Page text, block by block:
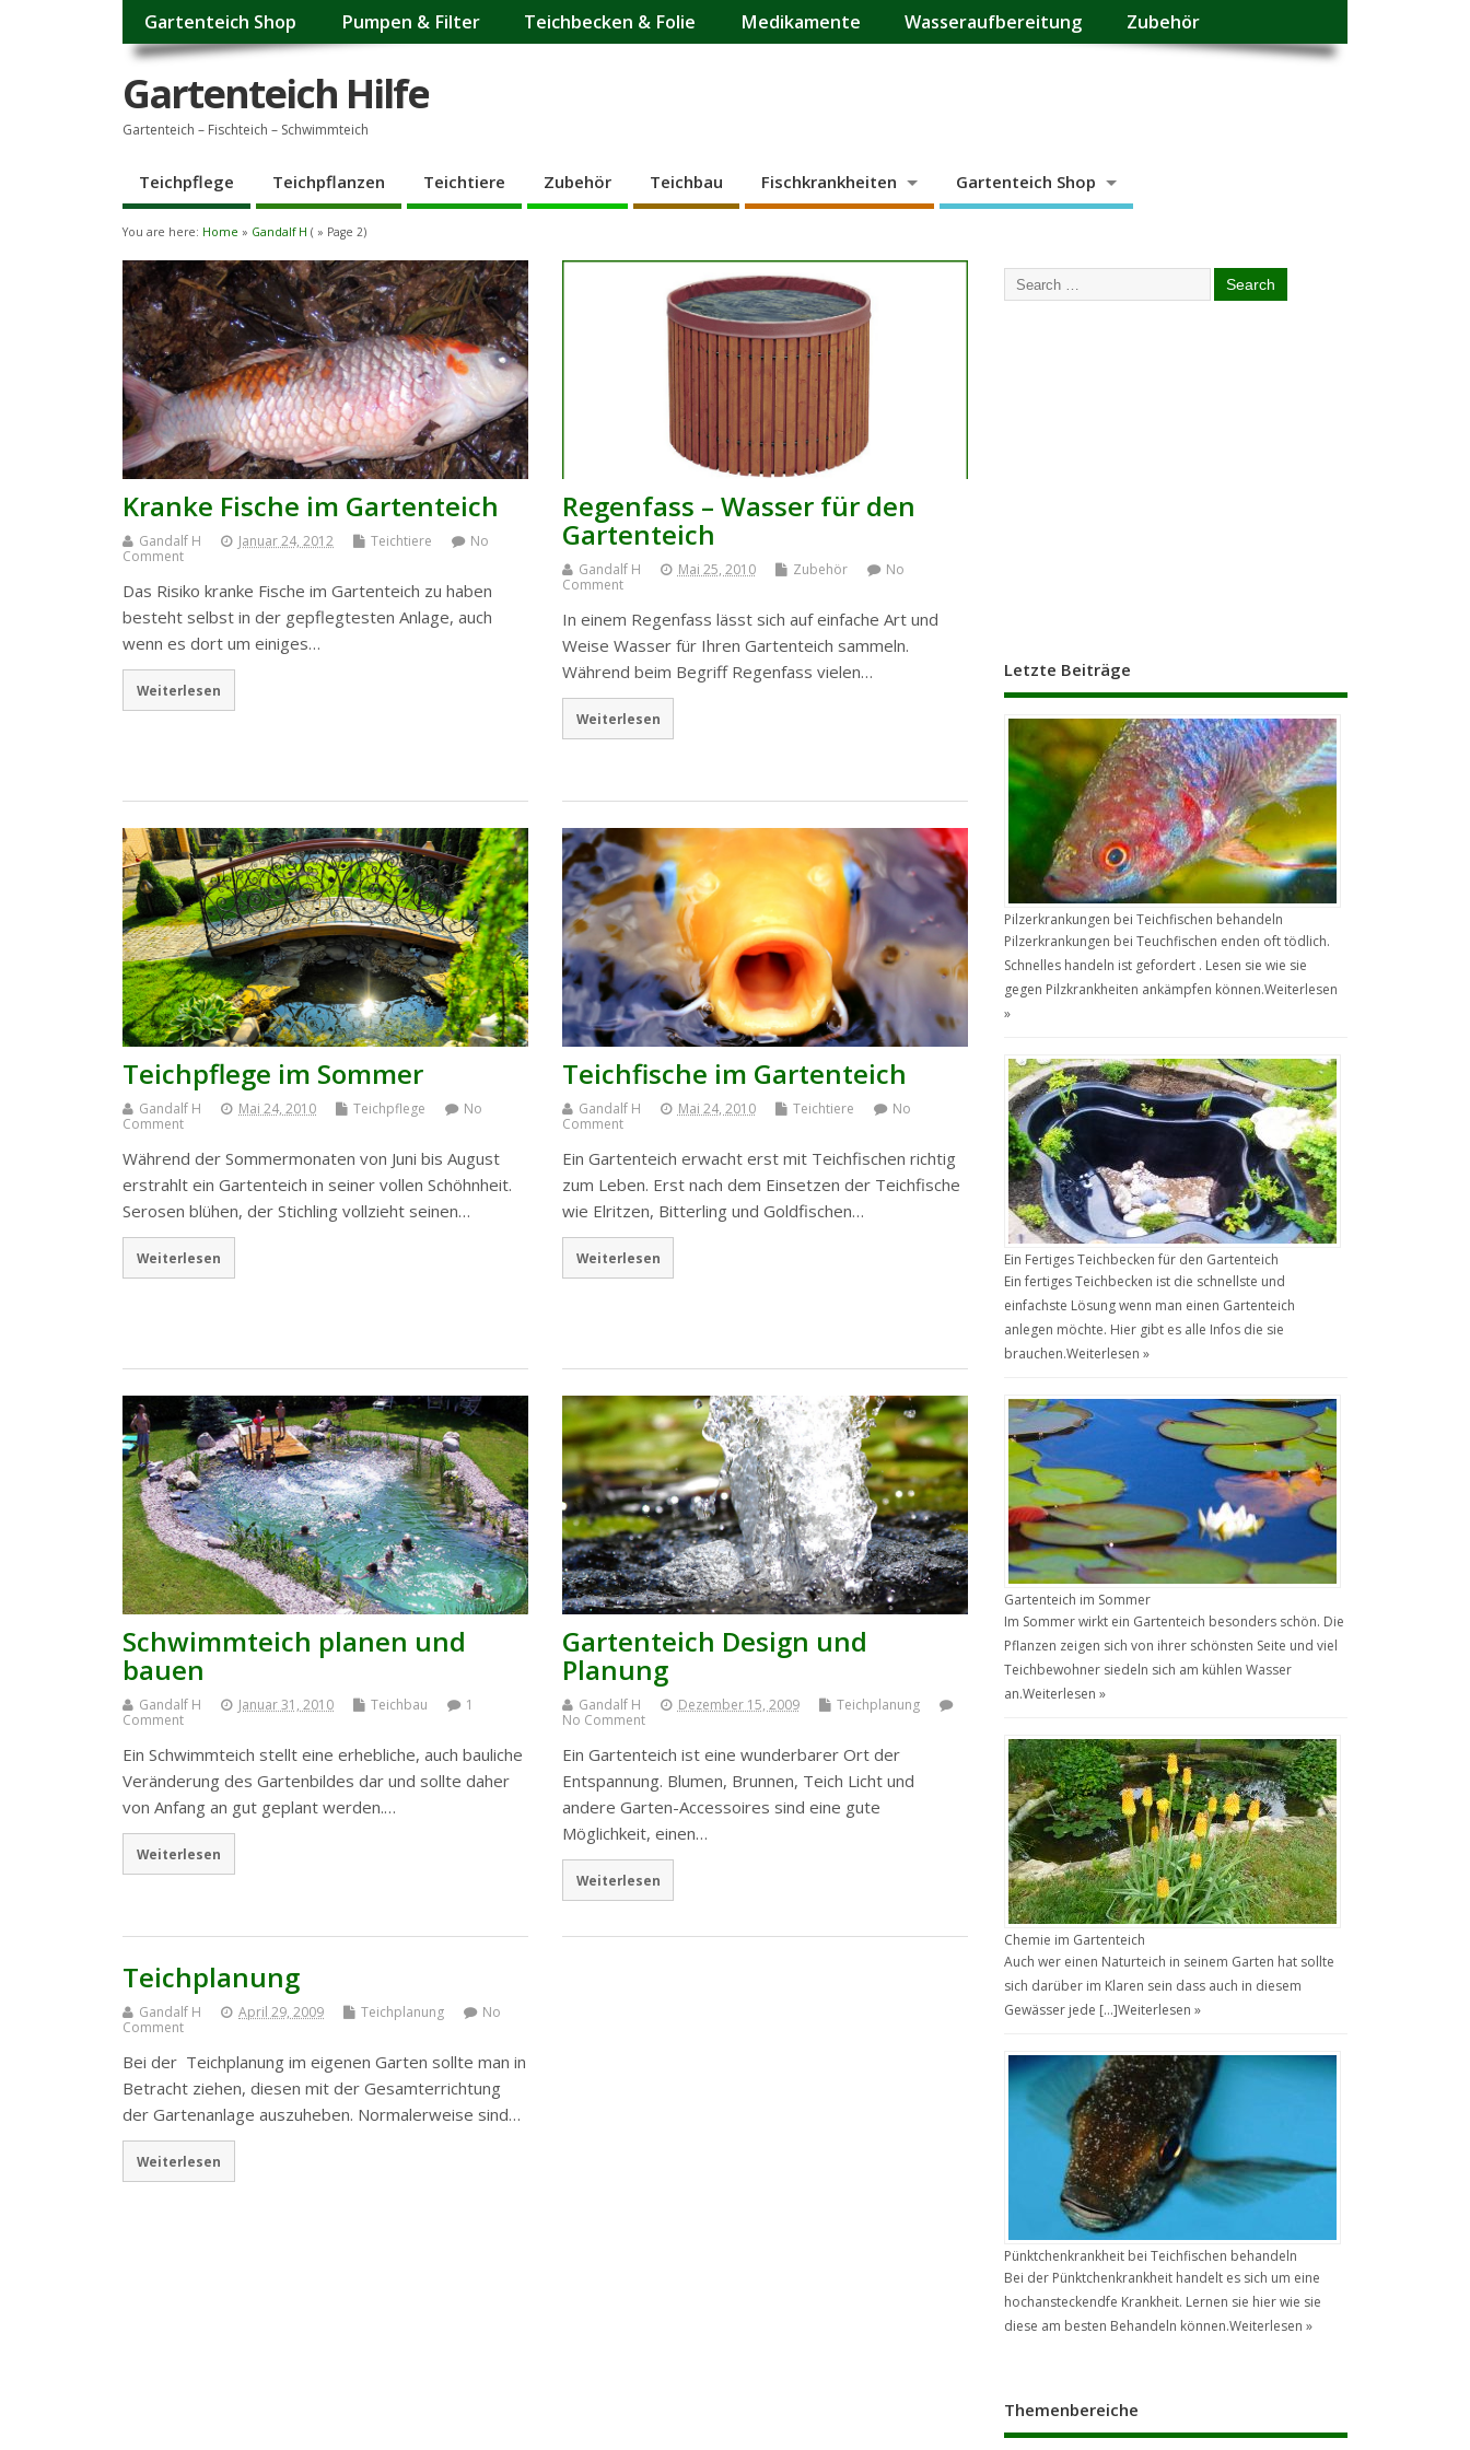
Gartenteich Shop Pumpen & Filter Teichbecken & Folie Medikamente Wasseraufbereitung Zubehör
Gartenteich Hilfe
Gartenteich – Fischteich – Schwimmteich
Teichpflege Teichpflanzen Teichtiere Zubehör Teichbau Fischkrankheiten Gartenteich Shop
You are here: Home » Gandalf H ( » Page 2)
Kranke Fische im Gartenteich
Gandalf H Januar 24, 2012 Teichtiere
No
Comment
Das Risiko kranke Fische im Gartenteich zu haben
besteht selbst in der gepflegtesten Anlage, auch
wenn es dort um einiges…
Weiterlesen
Regenfass – Wasser für den
Gartenteich
Gandalf H Mai 25, 2010 Zubehör
No
Comment
In einem Regenfass lässt sich auf einfache Art und
Weise Wasser für Ihren Gartenteich sammeln.
Während beim Begriff Regenfass vielen…
Weiterlesen
Teichpflege im Sommer
Gandalf H Mai 24, 2010 Teichpflege
No
Comment
Während der Sommermonaten von Juni bis August
erstrahlt ein Gartenteich in seiner vollen Schöhnheit.
Serosen blühen, der Stichling vollzieht seinen…
Weiterlesen
Teichfische im Gartenteich
Gandalf H Mai 24, 2010 Teichtiere
No
Comment
Ein Gartenteich erwacht erst mit Teichfischen richtig
zum Leben. Erst nach dem Einsetzen der Teichfische
wie Elritzen, Bitterling und Goldfischen…
Weiterlesen
Schwimmteich planen und
bauen
Gandalf H Januar 31, 2010 Teichbau
1
Comment
Ein Schwimmteich stellt eine erhebliche, auch bauliche
Veränderung des Gartenbildes dar und sollte daher
von Anfang an gut geplant werden.…
Weiterlesen
Gartenteich Design und
Planung
Gandalf H Dezember 15, 2009
Teichplanung
No Comment
Ein Gartenteich ist eine wunderbarer Ort der
Entspannung. Blumen, Brunnen, Teich Licht und
andere Garten-Accessoires sind eine gute
Möglichkeit, einen…
Weiterlesen
Teichplanung
Gandalf H April 29, 2009 Teichplanung
No
Comment
Bei der Teichplanung im eigenen Garten sollte man in
Betracht ziehen, diesen mit der Gesamterrichtung
der Gartenanlage auszuheben. Normalerweise sind…
Weiterlesen
Letzte Beiträge
Pilzerkrankungen bei Teichfischen behandeln
Pilzerkrankungen bei Teuchfischen enden oft tödlich.
Schnelles handeln ist gefordert . Lesen sie wie sie
gegen Pilzkrankheiten ankämpfen können.Weiterlesen
»
Ein Fertiges Teichbecken für den Gartenteich
Ein fertiges Teichbecken ist die schnellste und
einfachste Lösung wenn man einen Gartenteich
anlegen möchte. Hier gibt es alle Infos die sie
brauchen.Weiterlesen »
Gartenteich im Sommer
Im Sommer wirkt ein Gartenteich besonders schön. Die
Pflanzen zeigen sich von ihrer schönsten Seite und viel
Teichbewohner siedeln sich am kühlen Wasser
an.Weiterlesen »
Chemie im Gartenteich
Auch wer einen Naturteich in seinem Garten hat sollte
sich darüber im Klaren sein dass auch in diesem
Gewässer jede […]Weiterlesen »
Pünktchenkrankheit bei Teichfischen behandeln
Bei der Pünktchenkrankheit handelt es sich um eine
hochansteckendfe Krankheit. Lernen sie hier wie sie
diese am besten Behandeln können.Weiterlesen »
Themenbereiche